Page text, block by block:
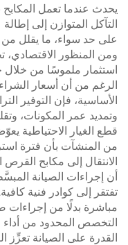
يحدث عندما تعمل
التآكل المتوازن إلى
على حد سواء، ما يقلل من
ومن المنظور الاقتصادي،
استثمار ملموسًا من خلال
الرغم من أن أسعار الشراء
الأساسية، فإن التوفير
وتمديد عمر المكونات،
قطع الغيار الاحتياطية
من المنشآت بأن فترة
الانتقال إلى مكابح
أن إجراءات الصيانة
تفتقر إلى كوادر فنية
مباشرة بدلًا من
التخصص المحدود من أداء
القدرة على الصيانة تعزِّز